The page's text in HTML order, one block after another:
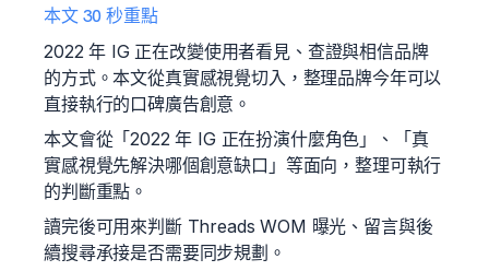
本文 30 秒重點
2022 年 IG 正在改變使用者看見、查證與相信品牌
的方式。本文從真實感視覺切入，整理品牌今年可以
直接執行的口碑廣告創意。
本文會從「2022 年 IG 正在扮演什麼角色」、「真
實感視覺先解決哪個創意缺口」等面向，整理可執行
的判斷重點。
讀完後可用來判斷 Threads WOM 曝光、留言與後
續搜尋承接是否需要同步規劃。